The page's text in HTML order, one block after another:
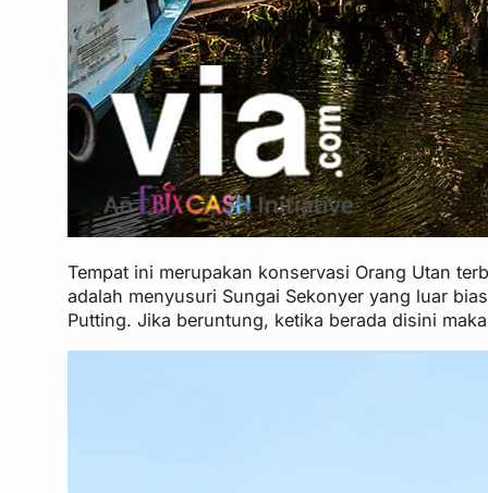
Tempat ini merupakan konservasi Orang Utan
adalah menyusuri Sungai Sekonyer yang luar
Putting. Jika beruntung, ketika berada disini